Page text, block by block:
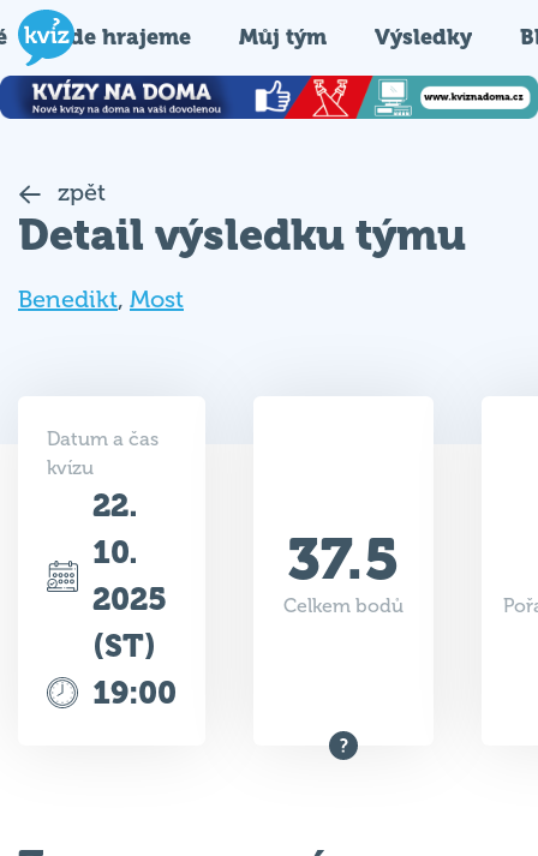
Kde hrajeme Můj tým Výsledky
zpět
Detail výsledku týmu
Benedikt, Most
Datum a čas
kvízu
22.
10.
2025
(ST)
19:00
37.5
Celkem bodů